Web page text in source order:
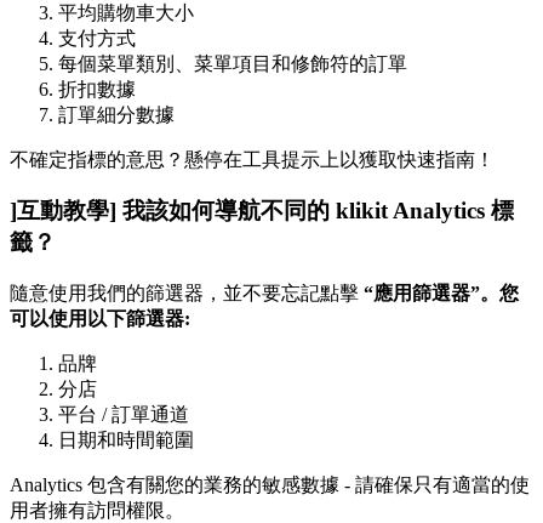
平均購物車大小
支付方式
每個菜單類別、菜單項目和修飾符的訂單
折扣數據
訂單細分數據
不確定指標的意思？懸停在工具提示上以獲取快速指南！
]互動教學] 我該如何導航不同的 klikit Analytics 標
籤？
隨意使用我們的篩選器，並不要忘記點擊 “應用篩選器”。您
可以使用以下篩選器:
品牌
分店
平台 / 訂單通道
日期和時間範圍
Analytics 包含有關您的業務的敏感數據 - 請確保只有適當的使
用者擁有訪問權限。